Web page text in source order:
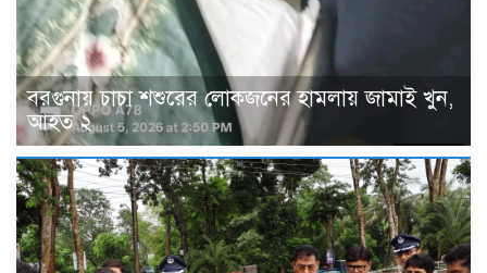
বরগুনায় চাচা শশুরের লোকজনের হামলায় জামাই খুন,
আহত ২